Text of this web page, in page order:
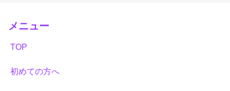
メニュー
TOP
初めての方へ